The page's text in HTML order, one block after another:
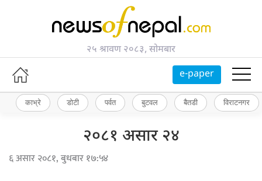
२५ श्रावण २०८३, सोमबार
e-paper
काभ्रे डोटी पर्वत बुटवल बैतडी विराटनगर
२०८१ असार २४
६ असार २०८१, बुधबार १७:५४